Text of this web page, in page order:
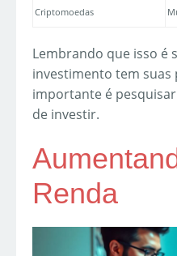
Criptomoedas
Lembrando que isso é
investimento tem suas
importante é
de investir.
Renda